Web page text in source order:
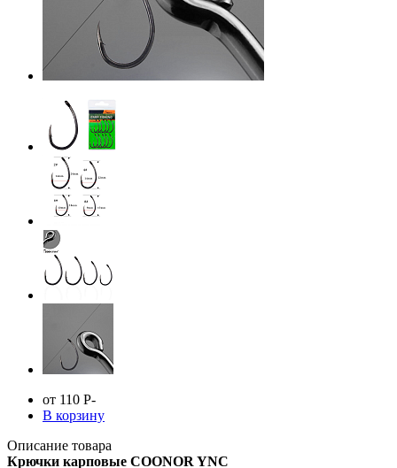
от 110 Р-
В корзину
Описание товара
Крючки карповые COONOR YNC